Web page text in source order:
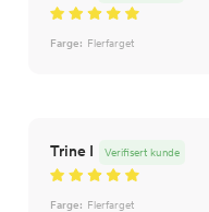
Farge: Flerfarget
Trine I Verifisert kunde
Farge: Flerfarget